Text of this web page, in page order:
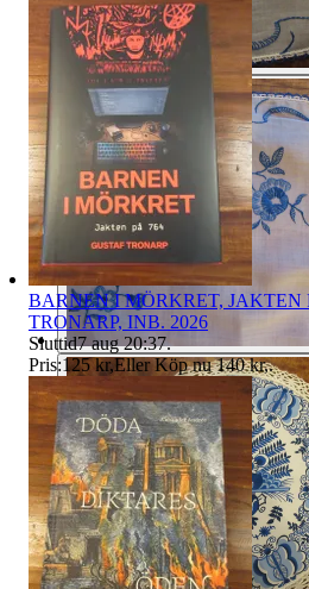
BARNEN I MÖRKRET, JAKTEN
TRONARP, INB. 2026
Sluttid7 aug 20:37.
Pris:125 kr,Eller Köp nu 140 kr,.